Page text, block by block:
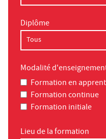
Diplôme
Modalité
Formation en
Formation continue
Formation initiale
Lieu de la formation